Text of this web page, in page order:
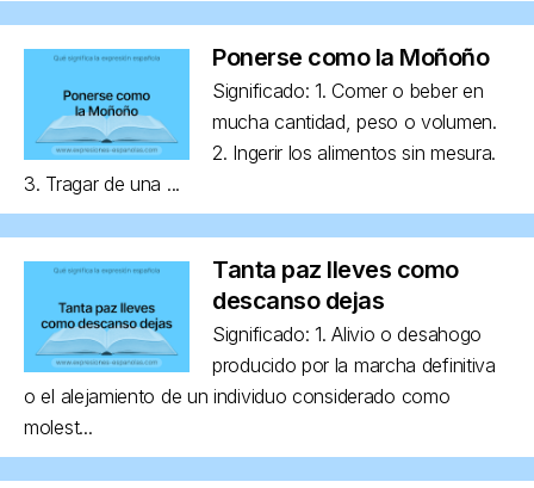
Ponerse como la Moñoño
Significado: 1. Comer o beber en
mucha cantidad, peso o volumen.
2. Ingerir los alimentos sin mesura.
3. Tragar de una ...
Tanta paz lleves como
descanso dejas
Significado: 1. Alivio o desahogo
producido por la marcha definitiva
o el alejamiento de un individuo considerado como
molest...